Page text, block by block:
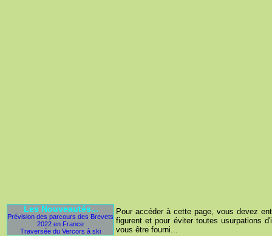
Les Nouveautés...
Prévision des parcours des Brevets
2022 en France
Traversée du Vercors à ski
Pour accéder à cette page, vous devez
figurent et pour éviter toutes usurpations
vous être fourni...